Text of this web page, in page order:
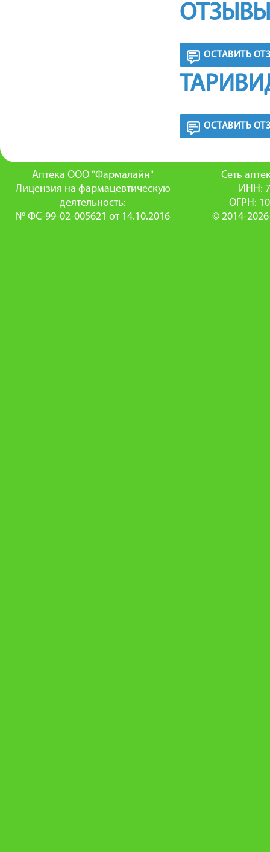
ОСТАВИТЬ
ОСТАВИТЬ
Аптека ООО "Фармалайн"
Лицензия на фармацевтическую
деятельность:
№ ФС-99-02-005621 от 14.10.2016
Сеть
ИНН:
ОГРН:
© 2014-